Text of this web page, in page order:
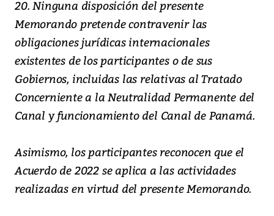
20. Ninguna disposición del presente
Memorando pretende contravenir las
obligaciones jurídicas internacionales
existentes de los participantes o de sus
Gobiernos, incluidas las relativas al Tratado
Concerniente a la Neutralidad Permanente del
Canal y funcionamiento del Canal de Panamá.
Asimismo, los participantes reconocen que el
Acuerdo de 2022 se aplica a las actividades
realizadas en virtud del presente Memorando.